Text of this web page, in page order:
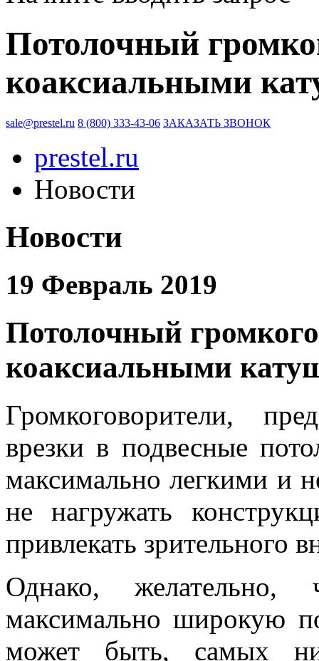
Потолочный
коаксиальными
sale@prestel.ru 8 (800) 333-43-06 ЗАКАЗАТЬ ЗВОНОК
prestel.ru
Новости
Новости
19 Февраль 2019
Потолочный
коаксиальными
Громкоговорители,
врезки в подвесные
максимально легкими и
не нагружать
привлекать зрительного
Однако, желательно,
максимально широкую
может быть, самых